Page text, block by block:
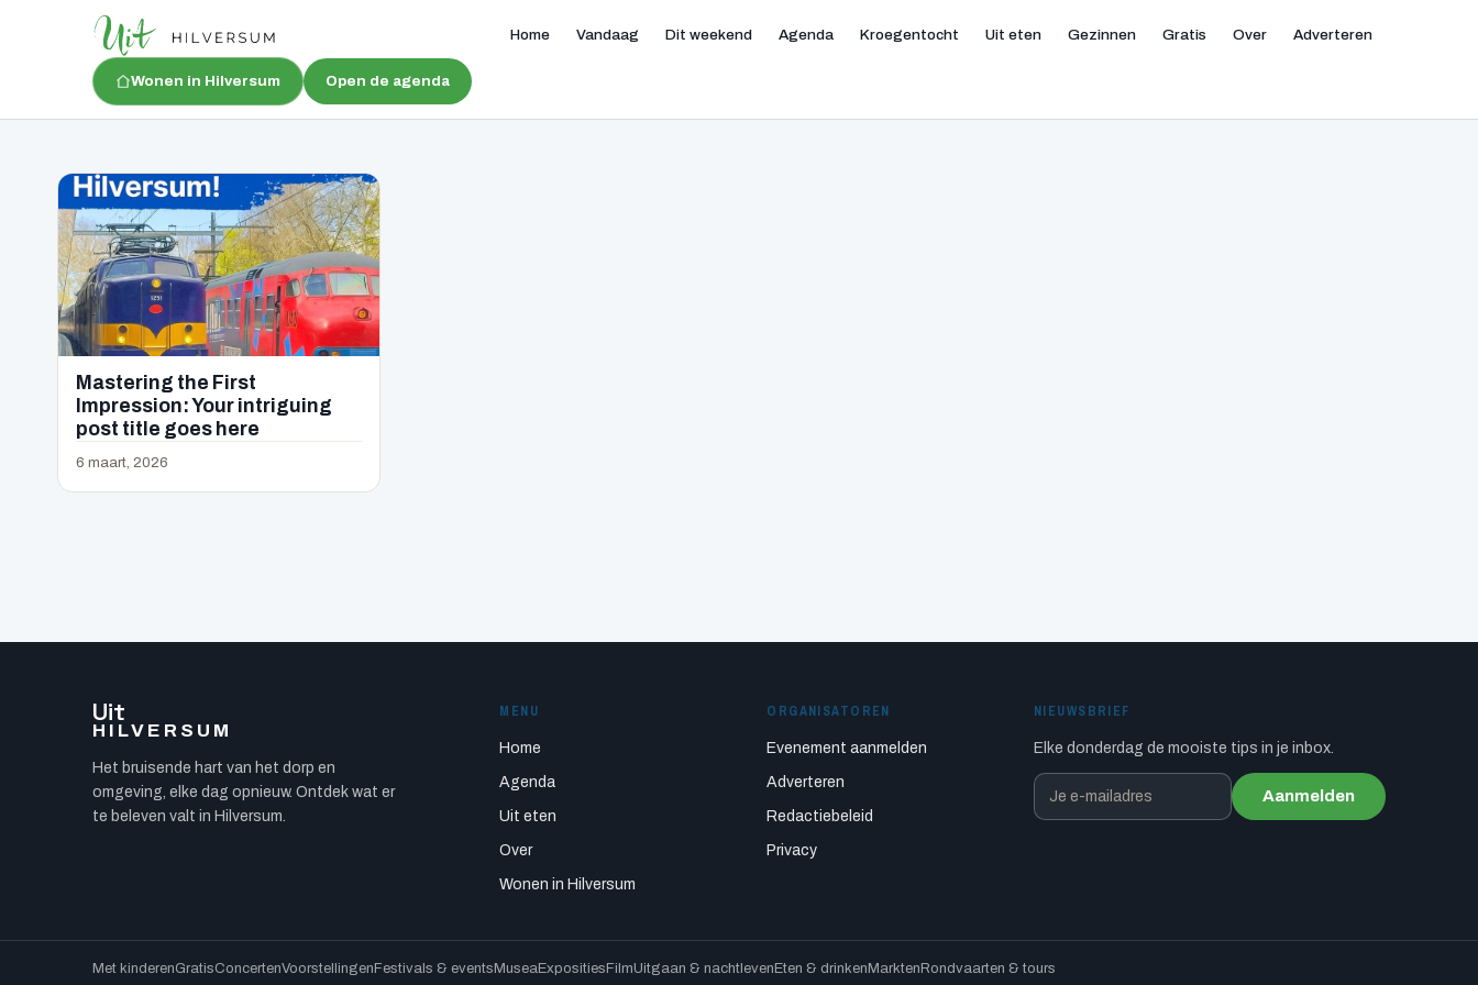
Home Vandaag Dit weekend Agenda Kroegentocht Uit eten Gezinnen Gratis Over Adverteren
Wonen in Hilversum Open de agenda
Mastering the First
Impression: Your intriguing
post title goes here
6 maart, 2026
Uit
HILVERSUM
Het bruisende hart van het dorp en
omgeving, elke dag opnieuw. Ontdek wat er
te beleven valt in Hilversum.
MENU
Home
Agenda
Uit eten
Over
Wonen in Hilversum
ORGANISATOREN
Evenement aanmelden
Adverteren
Redactiebeleid
Privacy
NIEUWSBRIEF
Elke donderdag de mooiste tips in je inbox.
Aanmelden
Met kinderenGratisConcertenVoorstellingen Festivals & events MuseaExposities FilmUitgaan & nachtleven Eten & drinken Markten Rondvaarten & tours